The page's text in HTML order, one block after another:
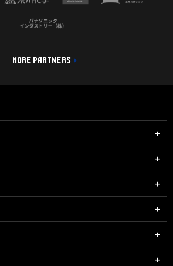
MORE PARTNERS